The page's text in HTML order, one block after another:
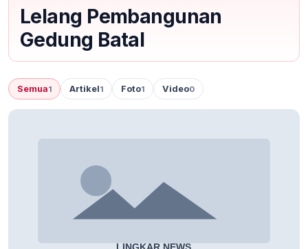
Lelang Pembangunan
Gedung Batal
Semua1 Artikel1 Foto1 Video0